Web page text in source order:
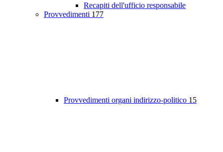
Recapiti dell'ufficio responsabile
Provvedimenti 177
Provvedimenti organi indirizzo-politico 15